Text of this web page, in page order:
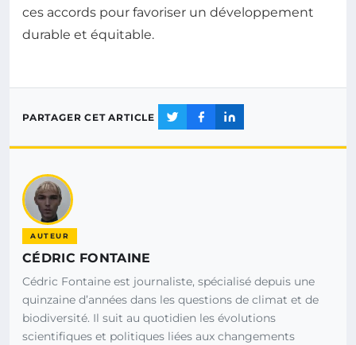
ces accords pour favoriser un développement
durable et équitable.
PARTAGER CET ARTICLE
AUTEUR
CÉDRIC FONTAINE
Cédric Fontaine est journaliste, spécialisé depuis une
quinzaine d’années dans les questions de climat et de
biodiversité. Il suit au quotidien les évolutions
scientifiques et politiques liées aux changements